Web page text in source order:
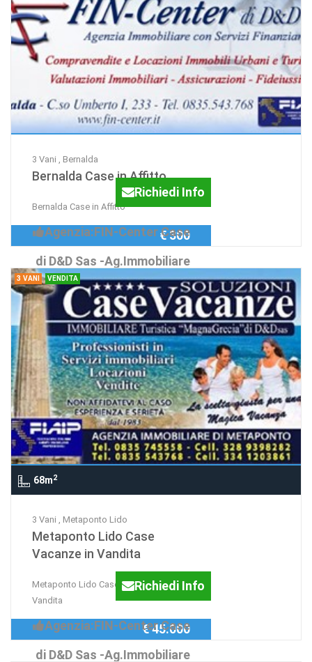
3 Vani , Bernalda
Bernalda Case in Affitto
Bernalda Case in Affitto
Richiedi Info
Agenzia:FIN-Center Case
di D&D Sas -Ag.Immobiliare
...dal
€ 300
3 VANI VENDITA
68m2
3 Vani , Metaponto Lido
Metaponto Lido Case
Vacanze in Vandita
Metaponto Lido Case Vacanze in
Vandita
Richiedi Info
Agenzia:FIN-Center Case
di D&D Sas -Ag.Immobiliare
€ 45.000